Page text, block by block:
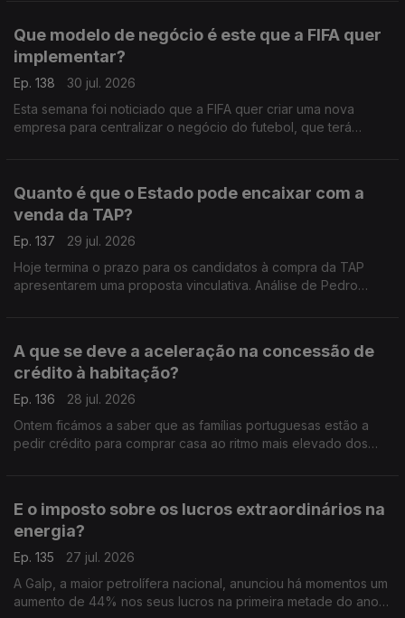
Que modelo de negócio é este que a FIFA quer
implementar?
Ep. 138
30 jul. 2026
Esta semana foi noticiado que a FIFA quer criar uma nova
empresa para centralizar o negócio do futebol, que terá
Quanto é que o Estado pode encaixar com a
venda da TAP?
Ep. 137
29 jul. 2026
Hoje termina o prazo para os candidatos à compra da TAP
apresentarem uma proposta vinculativa. Análise de Pedro
A que se deve a aceleração na concessão de
crédito à habitação?
Ep. 136
28 jul. 2026
Ontem ficámos a saber que as famílias portuguesas estão a
pedir crédito para comprar casa ao ritmo mais elevado dos
E o imposto sobre os lucros extraordinários na
energia?
Ep. 135
27 jul. 2026
A Galp, a maior petrolífera nacional, anunciou há momentos um
aumento de 44% nos seus lucros na primeira metade do ano,